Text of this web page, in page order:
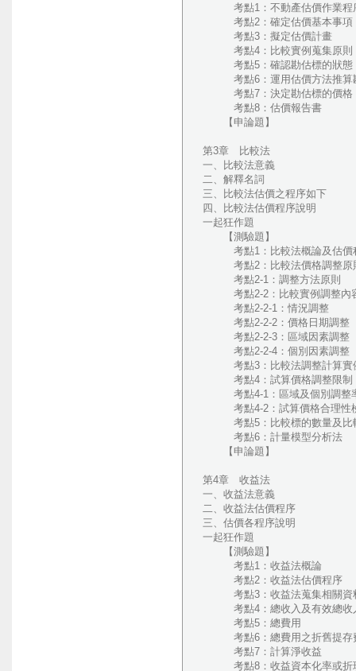
考點1：不動產估價作業程
考點2：確定估價基本事項
考點3：擬定估價計畫
考點4：比較實例蒐集原則
考點5：確認勘估標的狀態
考點6：運用估價方法推算
考點7：決定勘估標的價格
考點8：估價報告書
【申論題】
第3章 比較法
一、比較法意義
二、解釋名詞
三、比較法估價之程序如下
四、比較法估價程序說明
一起狂作題
【測驗題】
考點1：比較法概論及估價
考點2：比較法價格調整原
考點2-1：調整方法原則
考點2-2：比較實例調整內
考點2-2-1：情況調整
考點2-2-2：價格日期調整
考點2-2-3：區域因素調整
考點2-2-4：個別因素調整
考點3：比較法調整計算實
考點4：試算價格調整限制
考點4-1：區域及個別調整
考點4-2：試算價格合理性檢
考點5：比較標的數量及比
考點6：計量模型分析法
【申論題】
第4章 收益法
一、收益法意義
二、收益法估價程序
三、估價各程序說明
一起狂作題
【測驗題】
考點1：收益法概論
考點2：收益法估價程序
考點3：收益法蒐集相關資
考點4：總收入及有效總收
考點5：總費用
考點6：總費用之折舊提存
考點7：計算淨收益
考點8：收益資本化率或折